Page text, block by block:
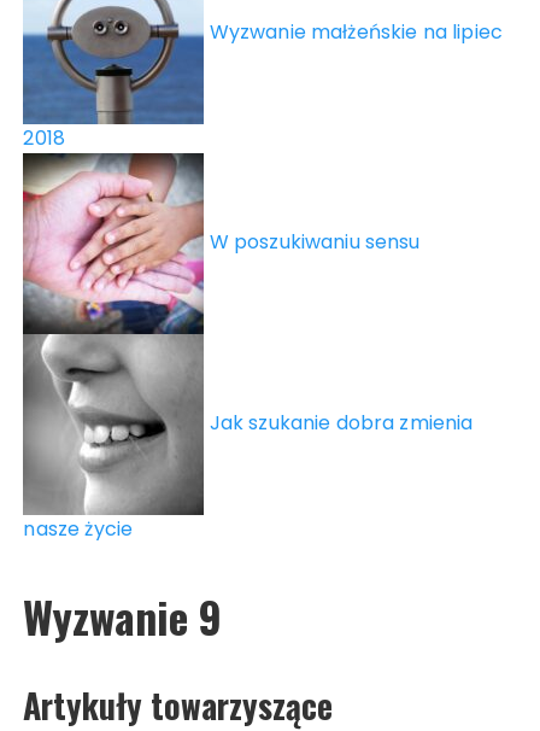
Wyzwanie małżeńskie na lipiec
2018
W poszukiwaniu sensu
Jak szukanie dobra zmienia
nasze życie
Wyzwanie 9
Artykuły towarzyszące